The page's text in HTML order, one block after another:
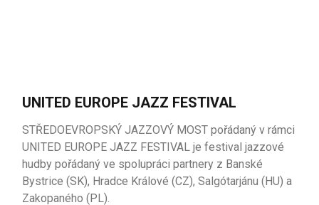
UNITED EUROPE JAZZ FESTIVAL
STŘEDOEVROPSKÝ JAZZOVÝ MOST pořádaný v rámci
UNITED EUROPE JAZZ FESTIVAL je festivaljazzové
hudby pořádaný ve spolupráci partnery z Banské
Bystrice (SK), Hradce Králové (CZ),Salgótarjánu (HU) a
Zakopaného (PL).